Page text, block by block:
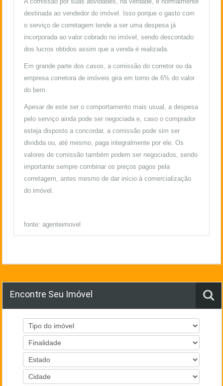
destinada ao vendedor do imóvel. Isso porque o gasto com
o serviço de corretagem tende a ser uma despesa já
incorporada ao valor cobrado no imóvel, sendo descontado
dos lucros obtidos assim que a venda é realizada.
Em grande parte dos casos, a comissão do corretor ou da
empresa corretora de imóveis gira em torno de 6% do valor
do bem.
Apesar de este ser o comportamento mais usual, a despesa
pelo serviço ainda pode ser negociada e, caso o comprador
esteja disposto a concordar, a comissão pode sim ser
dividida ou, até mesmo, paga integralmente por ele. Os
valores de comissão também podem ser negociados, sendo
importante sempre combinar os preços pagos pela
corretagem, antes mesmo de dar início à comercialização
do imóvel.
fonte: agenteimovel
Encontre Seu Imóvel